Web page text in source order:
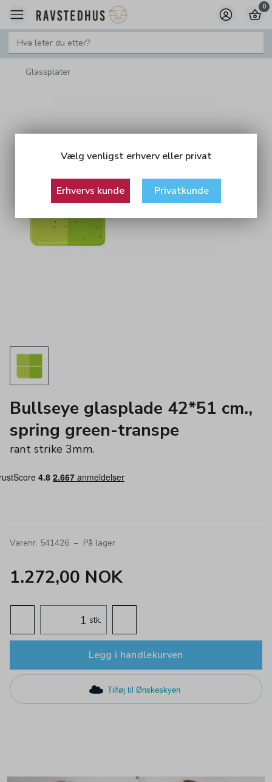
Vælg venligst erhverv eller privat
Erhvervs kunde Privatkunde
0
Glassplater
Bullseye glasplade 42*51 cm.,
spring green-transpe
rant strike 3mm.
Varenr. 541426 – På lager
1.272,00 NOK
stk.
Legg i handlekurven
Tilføj til Ønskeskyen